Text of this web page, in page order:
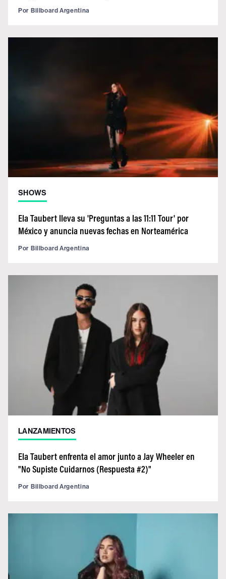
Por Billboard Argentina
SHOWS
Ela Taubert lleva su 'Preguntas a las 11:11 Tour' por
México y anuncia nuevas fechas en Norteamérica
Por Billboard Argentina
LANZAMIENTOS
Ela Taubert enfrenta el amor junto a Jay Wheeler en
"No Supiste Cuidarnos (Respuesta #2)"
Por Billboard Argentina